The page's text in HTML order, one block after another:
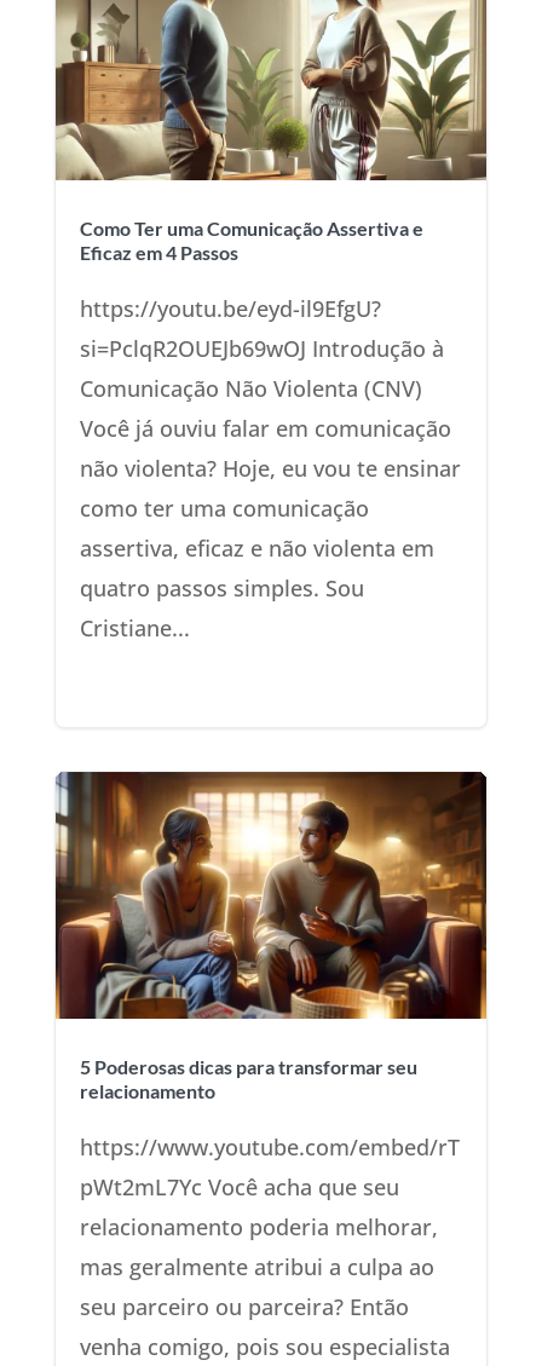
Como Ter uma Comunicação Assertiva e
Eficaz em 4 Passos
https://youtu.be/eyd-il9EfgU?
si=PclqR2OUEJb69wOJ Introdução à
Comunicação Não Violenta (CNV)
Você já ouviu falar em comunicação
não violenta? Hoje, eu vou te ensinar
como ter uma comunicação
assertiva, eficaz e não violenta em
quatro passos simples. Sou
Cristiane...
5 Poderosas dicas para transformar seu
relacionamento
https://www.youtube.com/embed/rT
pWt2mL7Yc Você acha que seu
relacionamento poderia melhorar,
mas geralmente atribui a culpa ao
seu parceiro ou parceira? Então
venha comigo, pois sou especialista